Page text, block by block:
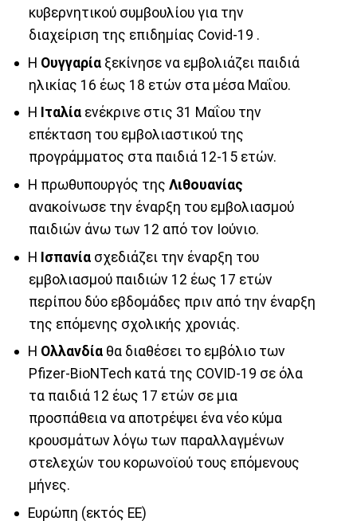
κυβερνητικού συμβουλίου για την
διαχείριση της επιδημίας Covid-19 .
Η Ουγγαρίαξεκίνησε να εμβολιάζει παιδιά
ηλικίας 16 έως 18 ετών στα μέσα Μαΐου.
Η
Ιταλίαενέκρινε στις 31 Μαΐου την
επέκταση του εμβολιαστικού της
προγράμματος στα παιδιά 12-15 ετών.
Η πρωθυπουργός της Λιθουανίας
ανακοίνωσε την έναρξη του εμβολιασμού
παιδιών άνω των 12 από τον Ιούνιο.
Η Ισπανίασχεδιάζει την έναρξη του
εμβολιασμού παιδιών 12 έως 17 ετών
περίπου δύο εβδομάδες πριν από την έναρξη
της επόμενης σχολικής χρονιάς.
Η Ολλανδίαθα διαθέσει το εμβόλιο των
Pfizer-BioNTech κατά της COVID-19 σε όλα
τα παιδιά 12 έως 17 ετών σε μια
προσπάθεια να αποτρέψει ένα νέο κύμα
κρουσμάτων λόγω των παραλλαγμένων
στελεχών του κορωνοϊού τους επόμενους
μήνες.
Ευρώπη (εκτός ΕΕ)